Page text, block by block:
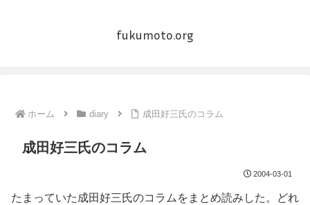
fukumoto.org
ホーム diary 成田好三氏のコラム
成田好三氏のコラム
2004-03-01
たまっていた成田好三氏のコラムをまとめ読みした。どれ